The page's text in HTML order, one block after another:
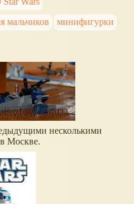
мальчиков
минифигурки
несколькими
Москве.